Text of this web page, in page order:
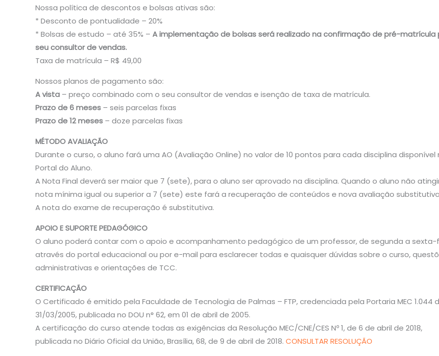
Nossa política de descontos e bolsas ativas são:
* Desconto de pontualidade – 20%
* Bolsas de estudo – até 35% – A implementação de bolsas será realizado na confirmação de pré-matrícula
seu consultor de vendas.
Taxa de matrícula – R$ 49,00
Nossos planos de pagamento são:
A vista – preço combinado com o seu consultor de vendas e isenção de taxa de matrícula.
Prazo de 6 meses – seis parcelas fixas
Prazo de 12 meses – doze parcelas fixas
MÉTODO AVALIAÇÃO
Durante o curso, o aluno fará uma AO (Avaliação Online) no valor de 10 pontos para cada disciplina disponível
Portal do Aluno.
A Nota Final deverá ser maior que 7 (sete), para o aluno ser aprovado na disciplina. Quando o aluno não
nota mínima igual ou superior a 7 (sete) este fará a recuperação de conteúdos e nova avaliação
A nota do exame de recuperação é substitutiva.
APOIO E SUPORTE PEDAGÓGICO
O aluno poderá contar com o apoio e acompanhamento pedagógico de um professor, de segunda a sexta-
através do portal educacional ou por e-mail para esclarecer todas e quaisquer dúvidas sobre o curso,
administrativas e orientações de TCC.
CERTIFICAÇÃO
O Certificado é emitido pela Faculdade de Tecnologia de Palmas – FTP, credenciada pela Portaria MEC 1.044
31/03/2005, publicada no DOU n° 62, em 01 de abril de 2005.
A certificação do curso atende todas as exigências da Resolução MEC/CNE/CES Nº 1, de 6 de abril de 2018,
publicada no Diário Oficial da União, Brasília, 68, de 9 de abril de 2018. CONSULTAR RESOLUÇÃO